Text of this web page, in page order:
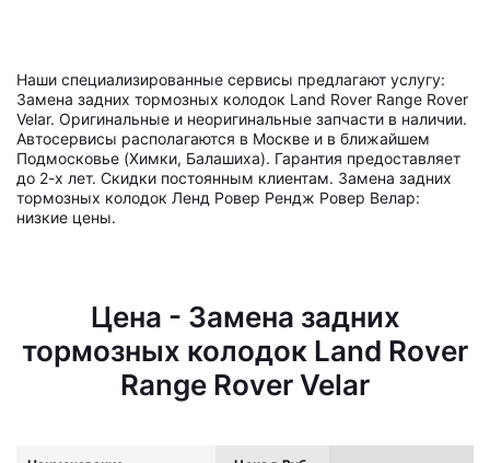
Наши специализированные сервисы предлагают услугу:
Замена задних тормозных колодок Land Rover Range Rover
Velar. Оригинальные и неоригинальные запчасти в наличии.
Автосервисы располагаются в Москве и в ближайшем
Подмосковье (Химки, Балашиха). Гарантия предоставляет
до 2-х лет. Скидки постоянным клиентам. Замена задних
тормозных колодок Ленд Ровер Рендж Ровер Велар:
низкие цены.
Цена - Замена задних
тормозных колодок Land Rover
Range Rover Velar